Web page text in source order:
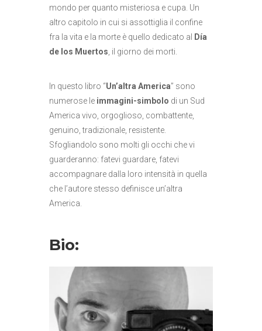
mondo per quanto misteriosa e cupa. Un
altro capitolo in cui si assottiglia il confine
fra la vita e la morte è quello dedicato al
Día
de los Muertos , il giorno dei morti.
In questo libro “Un’altra America” sono
numerose le immagini-simbolo di un Sud
America vivo, orgoglioso, combattente,
genuino, tradizionale, resistente.
Sfogliandolo sono molti gli occhi che vi
guarderanno: fatevi guardare, fatevi
accompagnare dalla loro intensità in quella
che l’autore stesso definisce un’altra
America.
Bio: